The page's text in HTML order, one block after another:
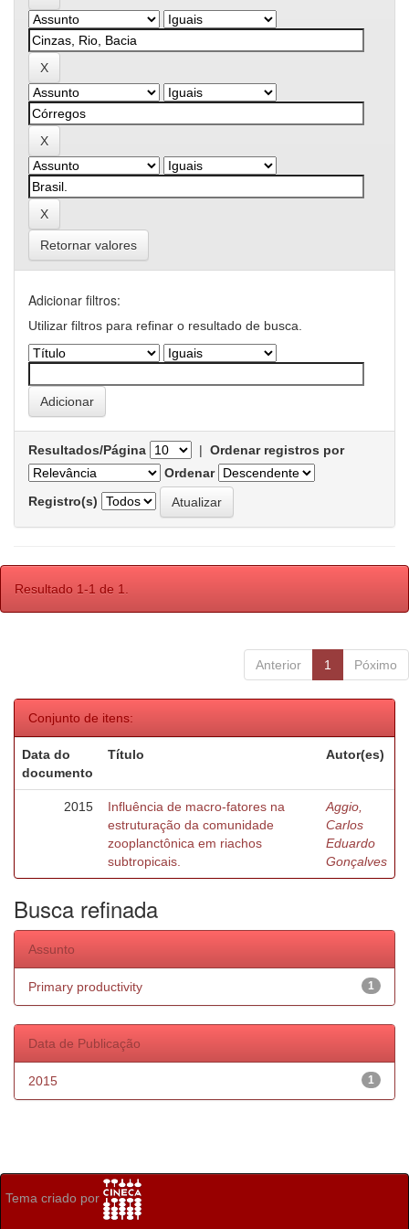
Retornar valores
Adicionar filtros:
Utilizar filtros para refinar o resultado de busca.
Resultados/Página | Ordenar registros por
Ordenar
Registro(s)
Resultado 1-1 de 1.
Anterior 1 Póximo
Conjunto de itens:
Data do
documento
Título Autor(es)
2015
Influência de macro-fatores na
estruturação da comunidade
zooplanctônica em riachos
subtropicais.
Aggio,
Carlos
Eduardo
Gonçalves
Busca refinada
Assunto
1
Primary productivity
Data de Publicação
1
2015
Tema criado por